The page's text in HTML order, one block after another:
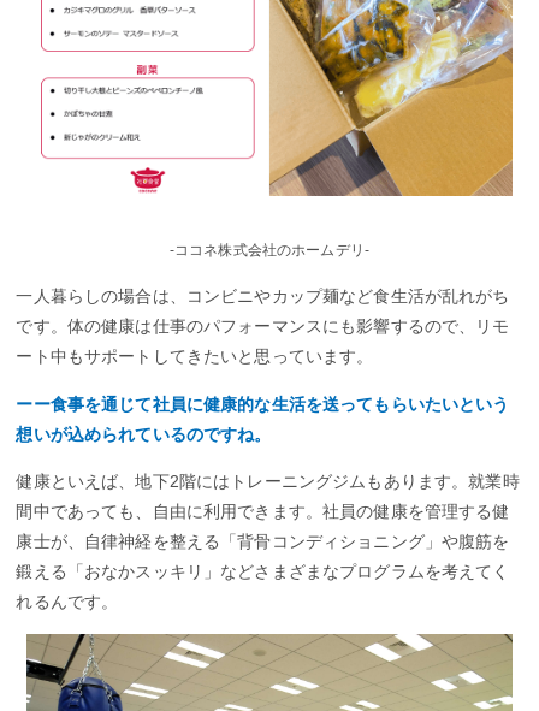
-ココネ株式会社のホームデリ-
一人暮らしの場合は、コンビニやカップ麺など食生活が乱れがち
です。体の健康は仕事のパフォーマンスにも影響するので、リモ
ート中もサポートしてきたいと思っています。
ーー食事を通じて社員に健康的な生活を送ってもらいたいという
想いが込められているのですね。
健康といえば、地下2階にはトレーニングジムもあります。就業時
間中であっても、自由に利用できます。社員の健康を管理する健
康士が、自律神経を整える「背骨コンディショニング」や腹筋を
鍛える「おなかスッキリ」などさまざまなプログラムを考えてく
れるんです。